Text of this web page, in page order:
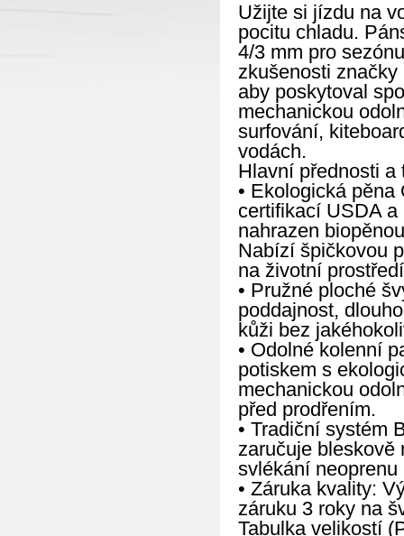
Užijte si jízdu na
pocitu chladu.
4/3 mm pro
zkušenosti
aby poskytoval
mechanickou
surfování,
vodách.
Hlavní přednosti a
• Ekologická
certifikací USDA
nahrazen
Nabízí špičkovou
na životní
• Pružné ploché
poddajnost,
kůži bez
• Odolné kolenní
potiskem s
mechanickou
před prodřením.
• Tradiční systém
zaručuje bleskově
svlékání
• Záruka kvality:
záruku 3 roky na
Tabulka velikostí